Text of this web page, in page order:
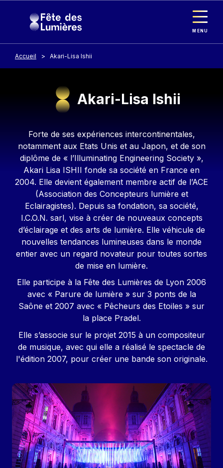
MENU
Accueil Akari-Lisa Ishii
Akari-Lisa Ishii
Contenu
Forte de ses expériences intercontinentales,
notamment aux Etats Unis et au Japon, et de son
diplôme de « l’Illuminating Engineering Society »,
Akari Lisa ISHII fonde sa société en France en
2004. Elle devient également membre actif de l’ACE
(Association des Concepteurs lumière et
Eclairagistes). Depuis sa fondation, sa société,
I.C.O.N. sarl, vise à créer de nouveaux concepts
d’éclairage et des arts de lumière. Elle véhicule de
nouvelles tendances lumineuses dans le monde
entier avec un regard novateur pour toutes sortes
de mise en lumière.
Elle participe à la Fête des Lumières de Lyon 2006
avec « Parure de lumière » sur 3 ponts de la
Saône et 2007 avec « Pêcheurs des Etoiles » sur
la place Pradel.
Elle s’associe sur le projet 2015 à un compositeur
de musique, avec qui elle a réalisé le spectacle de
l'édition 2007, pour créer une bande son originale.
Image